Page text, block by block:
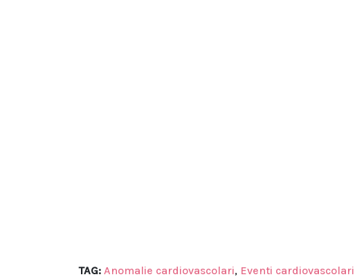
TAG: Anomalie cardiovascolari, Eventi cardiovascolari